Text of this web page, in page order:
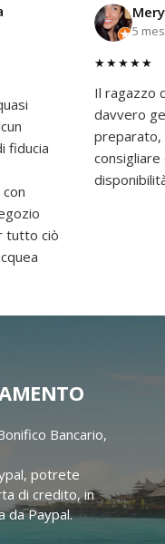
fiducia
tutto ciò
5
★★★★★
Il ragazzo
davvero
preparato,
Bancario,
potrete
di credito, in
da Paypal.